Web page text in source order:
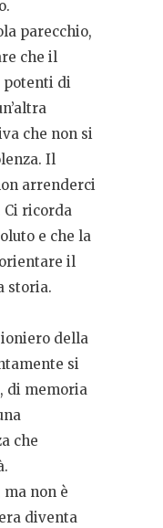
parecchio,
che il
potenti di
che non si
Il
arrenderci
Ci ricorda
e che la
il
storia.
della
si
di memoria
che
non è
diventa